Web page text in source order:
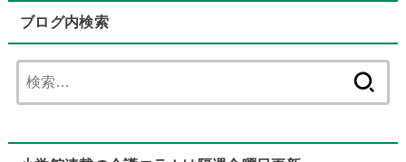
ブログ内検索
索: